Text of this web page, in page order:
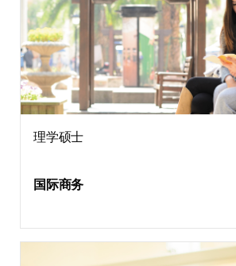
理学硕士
国际商务